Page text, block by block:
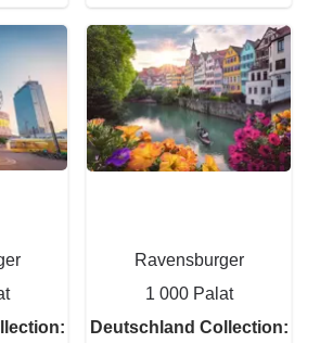
Ravensburger
1 000 Palat
Deutschland Collection: